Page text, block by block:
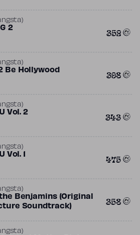
2 352
Be Hollywood 398
Vol. 2 343
Vol. 1 475
Benjamins (Original
Soundtrack)
358